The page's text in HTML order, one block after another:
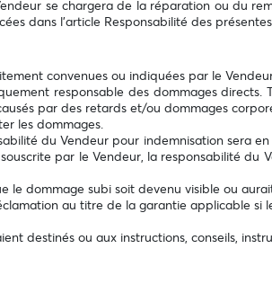
se chargera de la réparation ou du
dans l'article Responsabilité des
convenues ou indiquées par le
responsable des dommages
par des retards et/ou dommages
les dommages.
du Vendeur pour indemnisation sera
par le Vendeur, la responsabilité
le dommage subi soit devenu visible ou
au titre de la garantie applicable si
destinés ou aux instructions, conseils,